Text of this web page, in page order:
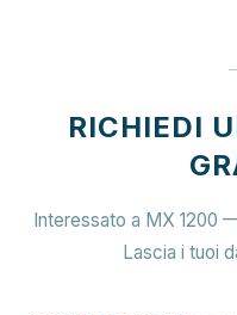
RICHIEDI
Interessato a MX 1200
Lascia i tuoi